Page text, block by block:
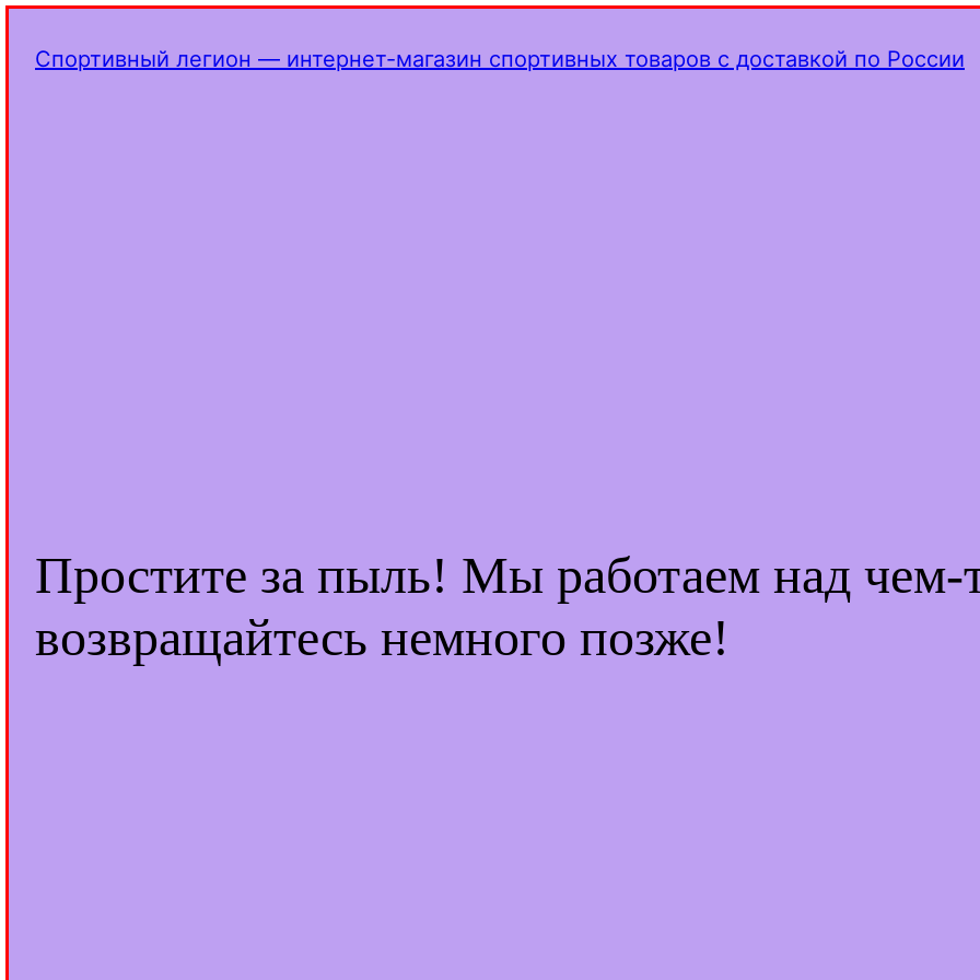
Спортивный легион — интернет-магазин спортивных товаров с доставкой по России
Простите за пыль! Мы работаем над
возвращайтесь немного позже!